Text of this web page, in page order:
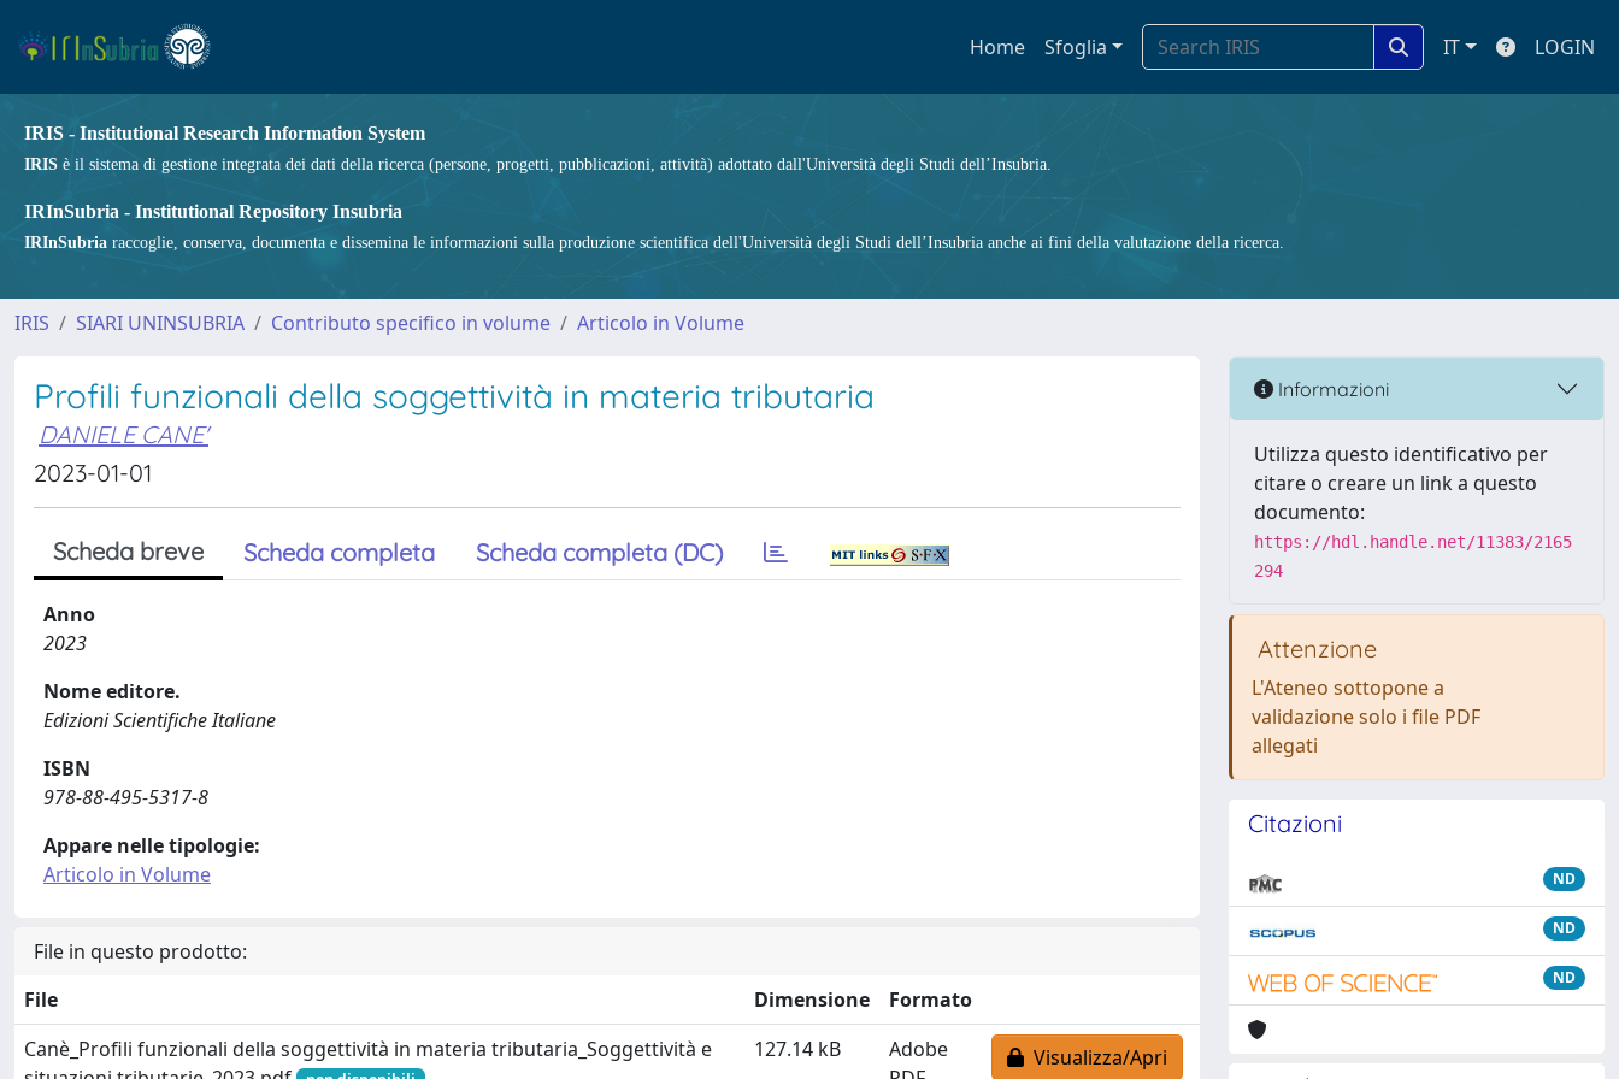
Home Sfoglia IT LOGIN
IRIS - Institutional Research Information System
IRIS è il sistema di gestione integrata dei dati della ricerca (persone, progetti, pubblicazioni, attività) adottato dall'Università degli Studi dell’Insubria.
IRInSubria - Institutional Repository Insubria
IRInSubria raccoglie, conserva, documenta e dissemina le informazioni sulla produzione scientifica dell'Università degli Studi dell’Insubria anche ai fini della valutazione della ricerca.
IRIS SIARI UNINSUBRIA Contributo specifico in volume Articolo in Volume
Profili funzionali della soggettività in materia tributaria
DANIELE CANE'
2023-01-01
Scheda breve Scheda completa Scheda completa (DC)
Anno
2023
Nome editore.
Edizioni Scientifiche Italiane
ISBN
978-88-495-5317-8
Appare nelle tipologie:
Articolo in Volume
File in questo prodotto:
File
Dimensione
Formato
Canè_Profili funzionali della soggettività in materia tributaria_Soggettività e
127.14 kB
Adobe
Visualizza/Apri
Informazioni
Utilizza questo identificativo per
citare o creare un link a questo
documento:
https://hdl.handle.net/11383/2165
294
Attenzione
L'Ateneo sottopone a
validazione solo i file PDF
allegati
Citazioni
ND
ND
ND